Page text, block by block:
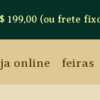
199,00 (ou frete
online feiras